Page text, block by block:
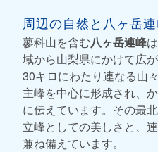
周辺の自然と八ヶ岳
蓼科山を含む八ヶ岳連峰
域から山梨県にかけて広
30キロにわたり連なる山
主峰を中心に形成され、
に伝えています。その最
立峰としての美しさと、
兼ね備えています。